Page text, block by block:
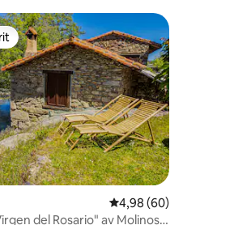
4,98 av 5 i
4,98 (60)
del Rosario" av Molinos